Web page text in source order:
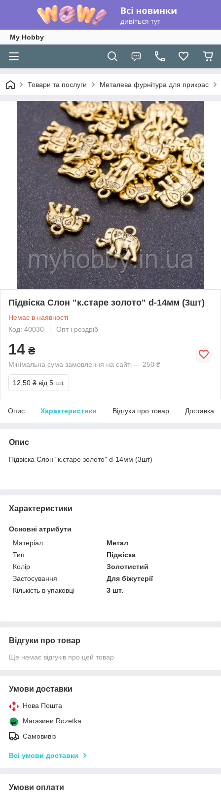
My Hobby
Товари та послуги Металева фурнітура для прикрас
Підвіска Слон "к.старе золото" d-14мм (3шт)
Немає в наявності
Код: 40030
Опт і роздріб
14 ₴
Мінімальна сума замовлення на сайті — 250 ₴
12,50 ₴ від 5 шт.
Опис Характеристики Відгуки про товар Доставка
Опис
Підвіска Слон "к.старе золото" d-14мм (3шт)
Характеристики
Основні атрибути
Матеріал
Метал
Тип
Підвіска
Колір
Золотистий
Застосування
Для біжутерії
Кількість в упаковці
3 шт.
Відгуки про товар
Ще немає відгуків про цей товар
Умови доставки
Нова Пошта
Магазини Rozetka
Самовивіз
Всі умови доставки
Умови оплати